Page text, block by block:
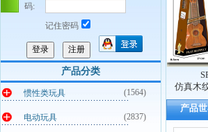
密 码:
记住密码
产品分类
(1564)
惯性类玩具
(2837)
电动玩具
它
SF625922
仿真木纹尤克里里吉它
仿真木纹
产品